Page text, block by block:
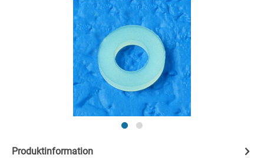
Produktinformation